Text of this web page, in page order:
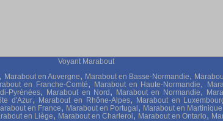
Voyant Marabout
, Marabout en Auvergne, Marabout en Basse-Normandie,
en Franche-Comté, Marabout en Haute-Normandie,
Pyrénées, Marabout en Nord , Marabout en Normandie,
d'Azur, Marabout en Rhône-Alpes, Marabout en
en France, Marabout en Portugal , Marabout en
en Liège, Marabout en Charleroi, Marabout en Ontario,